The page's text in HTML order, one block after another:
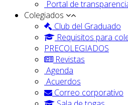
Portal de
Colegiados
Club del Graduado
Requisitos para
PRECOLEGIADOS
Revistas
Agenda
Acuerdos
Correo corporativo